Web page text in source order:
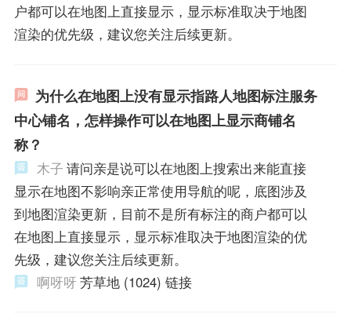
户都可以在地图上直接显示，显示标准取决于地图
渲染的优先级，建议您关注后续更新。
为什么在地图上没有显示指路人地图标注服务
中心铺名，怎样操作可以在地图上显示商铺名
称？
木子 请问亲是说可以在地图上搜索出来能直接
显示在地图不影响亲正常使用导航的呢，底图涉及
到地图渲染更新，目前不是所有标注的商户都可以
在地图上直接显示，显示标准取决于地图渲染的优
先级，建议您关注后续更新。
啊呀呀 芳草地 (1024) 链接